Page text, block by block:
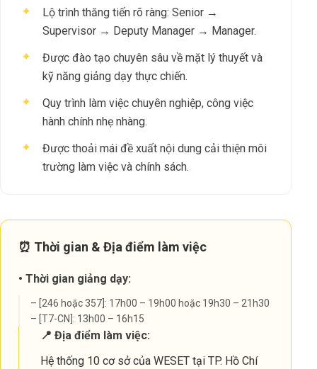
✦
Lộ trình thăng tiến rõ ràng: Senior →
Supervisor → Deputy Manager → Manager.
✦
Được đào tạo chuyên sâu về mặt lý thuyết và
kỹ năng giảng dạy thực chiến.
✦
Quy trình làm việc chuyên nghiệp, công việc
hành chính nhẹ nhàng.
✦
Được thoải mái đề xuất nội dung cải thiện môi
trường làm việc và chính sách.
⏰ Thời gian & Địa điểm làm việc
• Thời gian giảng dạy:
– [246 hoặc 357]: 17h00 – 19h00 hoặc 19h30 – 21h30
– [T7-CN]: 13h00 – 16h15
📍 Địa điểm làm việc:
Hệ thống 10 cơ sở của WESET tại TP. Hồ Chí